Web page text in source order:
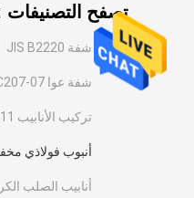
تصفح التصنيفات
شفة JIS B2220
شفة عوا C207-07
تركيب الأنابيب SGP JIS B2311
أنبوب فولاذي
أنابيب الصلب